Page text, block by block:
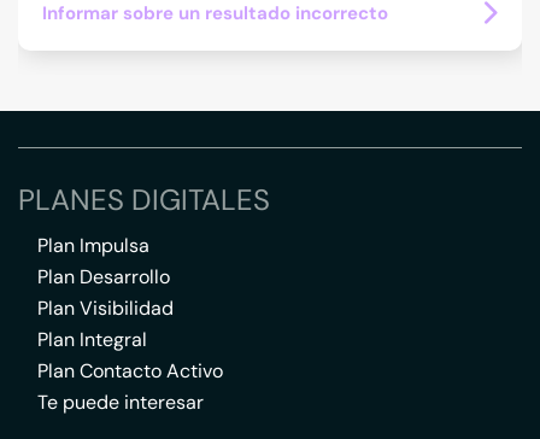
Informar sobre un resultado incorrecto
PLANES DIGITALES
Plan Impulsa
Plan Desarrollo
Plan Visibilidad
Plan Integral
Plan Contacto Activo
Te puede interesar